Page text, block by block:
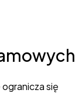
się